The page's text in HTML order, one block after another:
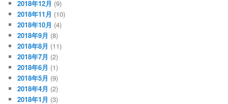
2018年12月 (9)
2018年11月 (10)
2018年10月 (4)
2018年9月 (8)
2018年8月 (11)
2018年7月 (2)
2018年6月 (1)
2018年5月 (9)
2018年4月 (2)
2018年1月 (3)